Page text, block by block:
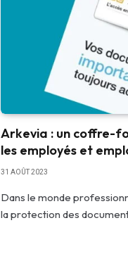
Arkevia : un coffre-
les employés et
31 AOÛT 2023
Dans le monde
la protection des